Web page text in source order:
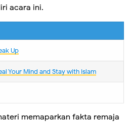
acara ini.
Up
Your Mind and Stay with Islam
memaparkan fakta remaja